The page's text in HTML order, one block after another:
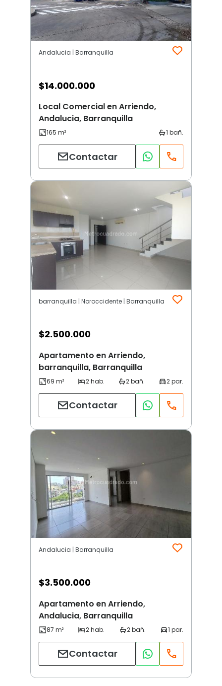
Andalucia | Barranquilla
$14.000.000
Local Comercial en Arriendo,
Andalucia, Barranquilla
Contactar
barranquilla | Noroccidente | Barranquilla
$2.500.000
Apartamento en Arriendo,
barranquilla, Barranquilla
Contactar
Andalucia | Barranquilla
$3.500.000
Apartamento en Arriendo,
Andalucia, Barranquilla
Contactar